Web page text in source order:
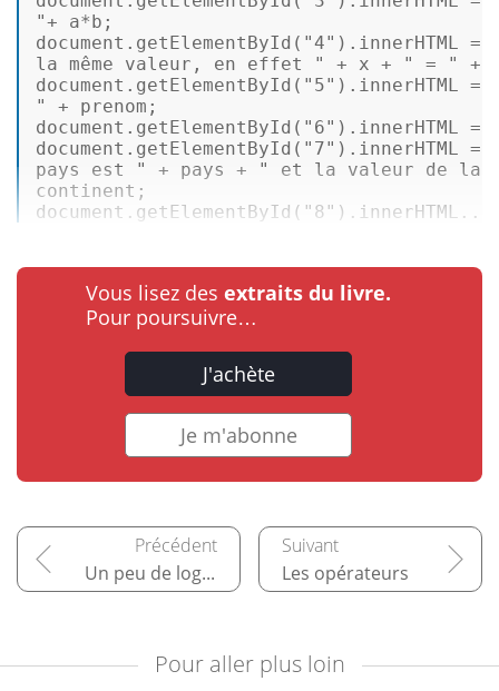
"+ a*b;
document.getElementById( "4" ).innerHTML =
la même valeur, en effet "
+ x + " = "
+
document.getElementById( "5" ).innerHTML =
"
+ prenom;
document.getElementById( "6" ).innerHTML =
document.getElementById( "7" ).innerHTML =
pays est "
+ pays +
" et la valeur de la
continent;
document.getElementById( "8" ).innerHTML...
Vous lisez des extraits du livre.
Pour poursuivre…
J'achète
Je m'abonne
Un peu de logique Les opérateurs
Pour aller plus loin